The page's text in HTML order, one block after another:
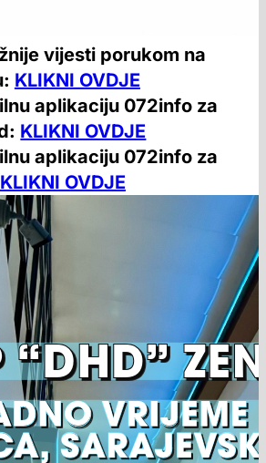
vijesti porukom na
KLIKNI OVDJE
aplikaciju 072info za
KLIKNI OVDJE
aplikaciju 072info za
KLIKNI OVDJE